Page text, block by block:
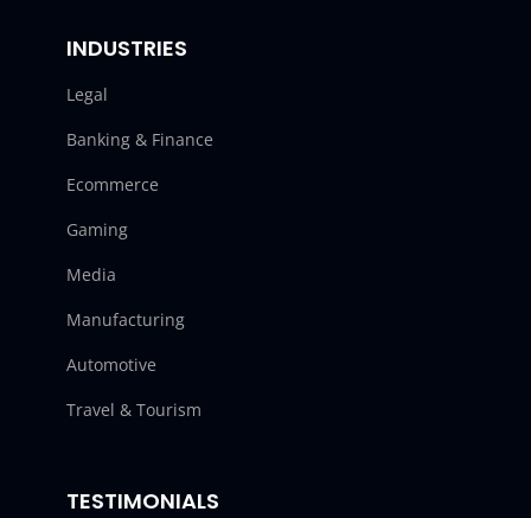
INDUSTRIES
Legal
Banking & Finance
Ecommerce
Gaming
Media
Manufacturing
Automotive
Travel & Tourism
TESTIMONIALS